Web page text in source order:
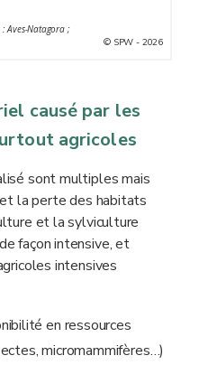
50 % du nombre
aux milieux
aux milieux agricoles.
Aves-Natagora ;
© SPW - 2026
causé par les
agricoles
sont multiples mais
la perte des habitats
et la sylviculture
façon intensive, et
intensives
en ressources
micromammifères…)